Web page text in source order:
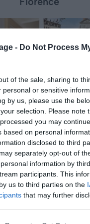
- Do Not Process
of the sale, sharing to
personal or sensitive
by us, please use the
selection. Please note
you may
based on personal
disclosed to third
separately opt-out of
information by
participants. This
us to third parties on the
that may further
:Piazza Santa Maria
terrasse qui donne
Novella et sa